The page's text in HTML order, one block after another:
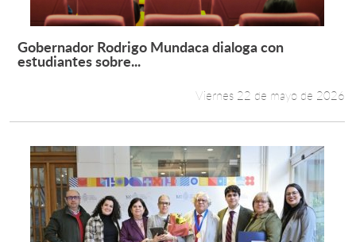
Leer más +
Gobernador Rodrigo Mundaca dialoga con
estudiantes sobre...
Viernes 22 de mayo de 2026